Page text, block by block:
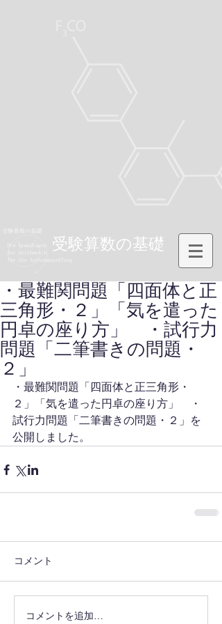
受験算数の基礎
・最難関問題「四面体と正
三角形・２」「気を遣った
円卓の座り方」 ・試行力
問題「二筆書きの問題・
２」
・最難関問題「四面体と正三角形・
２」「気を遣った円卓の座り方」　・
試行力問題「二筆書きの問題・２」を
公開しました。
コメント
コメントを追加…